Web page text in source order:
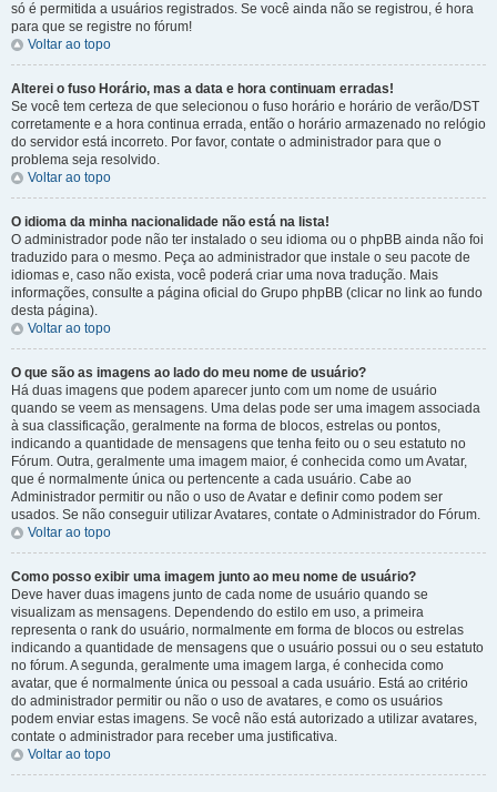
só é permitida a usuários registrados. Se você ainda não se registrou, é hora
para que se registre no fórum!
Voltar ao topo
Alterei o fuso Horário, mas a data e hora continuam erradas!
Se você tem certeza de que selecionou o fuso horário e horário de verão/DST
corretamente e a hora continua errada, então o horário armazenado no relógio
do servidor está incorreto. Por favor, contate o administrador para que o
problema seja resolvido.
Voltar ao topo
O idioma da minha nacionalidade não está na lista!
O administrador pode não ter instalado o seu idioma ou o phpBB ainda não foi
traduzido para o mesmo. Peça ao administrador que instale o seu pacote de
idiomas e, caso não exista, você poderá criar uma nova tradução. Mais
informações, consulte a página oficial do Grupo phpBB (clicar no link ao fundo
desta página).
Voltar ao topo
O que são as imagens ao lado do meu nome de usuário?
Há duas imagens que podem aparecer junto com um nome de usuário
quando se veem as mensagens. Uma delas pode ser uma imagem associada
à sua classificação, geralmente na forma de blocos, estrelas ou pontos,
indicando a quantidade de mensagens que tenha feito ou o seu estatuto no
Fórum. Outra, geralmente uma imagem maior, é conhecida como um Avatar,
que é normalmente única ou pertencente a cada usuário. Cabe ao
Administrador permitir ou não o uso de Avatar e definir como podem ser
usados. Se não conseguir utilizar Avatares, contate o Administrador do Fórum.
Voltar ao topo
Como posso exibir uma imagem junto ao meu nome de usuário?
Deve haver duas imagens junto de cada nome de usuário quando se
visualizam as mensagens. Dependendo do estilo em uso, a primeira
representa o rank do usuário, normalmente em forma de blocos ou estrelas
indicando a quantidade de mensagens que o usuário possui ou o seu estatuto
no fórum. A segunda, geralmente uma imagem larga, é conhecida como
avatar, que é normalmente única ou pessoal a cada usuário. Está ao critério
do administrador permitir ou não o uso de avatares, e como os usuários
podem enviar estas imagens. Se você não está autorizado a utilizar avatares,
contate o administrador para receber uma justificativa.
Voltar ao topo